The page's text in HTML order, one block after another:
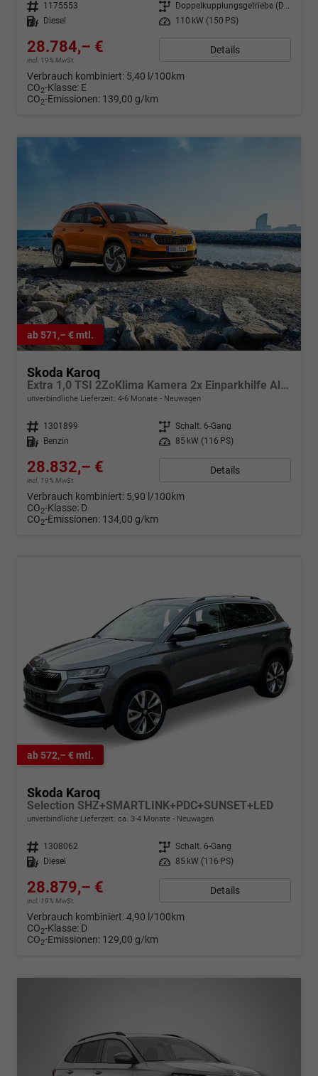
Fahrzeugnr. 1175553 Getriebe
Doppelkupplungsgetriebe (DSG)
Kraftstoff
Diesel Leistung 110 kW (150 PS)
28.784,– €
incl. 19% MwSt.
Details
Verbrauch kombiniert: 5,40 l/100km
CO2-Klasse: E
CO2-Emissionen: 139,00 g/km
ab 571,– € mtl.
Skoda Karoq
Extra 1,0 TSI 2ZoKlima Kamera 2x Einparkhilfe Alu Felgen 5J Garantie Sitzheizung LED Scheinwerfer ACC
unverbindliche Lieferzeit: 4-6 Monate Neuwagen
Fahrzeugnr. 1301899 Getriebe Schalt. 6-Gang
Kraftstoff
Benzin Leistung 85 kW (116 PS)
28.832,– €
incl. 19% MwSt.
Details
Verbrauch kombiniert: 5,90 l/100km
CO2-Klasse: D
CO2-Emissionen: 134,00 g/km
ab 572,– € mtl.
Skoda Karoq
Selection SHZ+SMARTLINK+PDC+SUNSET+LED
unverbindliche Lieferzeit: ca. 3-4 Monate Neuwagen
Fahrzeugnr. 1308062 Getriebe Schalt. 6-Gang
Kraftstoff
Diesel Leistung 85 kW (116 PS)
28.879,– €
incl. 19% MwSt.
Details
Verbrauch kombiniert:4,90 l/100km
CO2-Klasse: D
CO2-Emissionen: 129,00 g/km